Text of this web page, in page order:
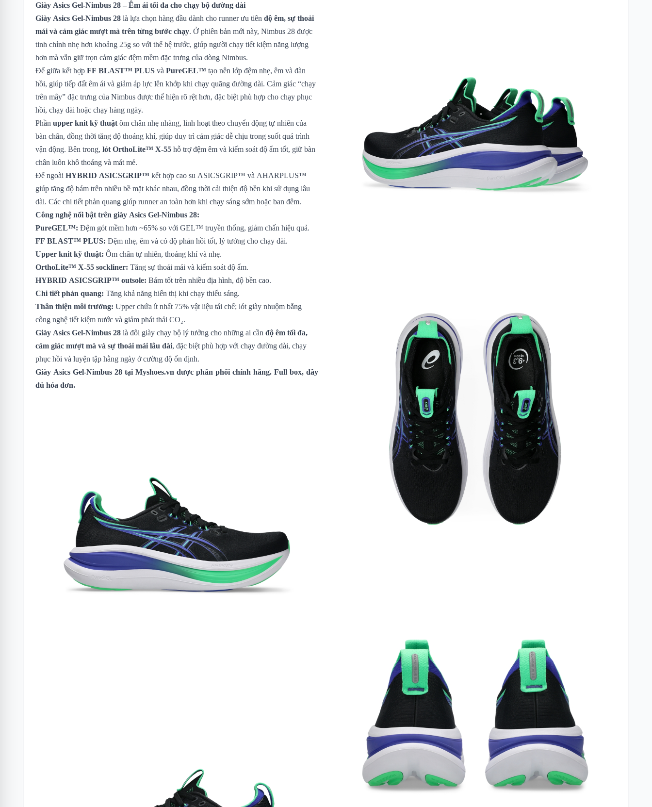
Giày Asics Gel-Nimbus 28 – Êm ái tối đa cho chạy bộ đường dài
Giày Asics Gel-Nimbus 28 là lựa chọn hàng đầu dành cho runner ưu tiên độ êm, sự thoải
mái và cảm giác mượt mà trên từng bước chạy. Ở phiên bản mới này, Nimbus 28 được
tinh chỉnh nhẹ hơn khoảng 25g so với thế hệ trước, giúp người chạy tiết kiệm năng lượng
hơn mà vẫn giữ trọn cảm giác đệm mềm đặc trưng của dòng Nimbus.
Đế giữa kết hợp FF BLAST™ PLUS và PureGEL™ tạo nên lớp đệm nhẹ, êm và đàn
hồi, giúp tiếp đất êm ái và giảm áp lực lên khớp khi chạy quãng đường dài. Cảm giác “chạy
trên mây” đặc trưng của Nimbus được thể hiện rõ rệt hơn, đặc biệt phù hợp cho chạy phục
hồi, chạy dài hoặc chạy hàng ngày.
Phần upper knit kỹ thuật ôm chân nhẹ nhàng, linh hoạt theo chuyển động tự nhiên của
bàn chân, đồng thời tăng độ thoáng khí, giúp duy trì cảm giác dễ chịu trong suốt quá trình
vận động. Bên trong, lót OrthoLite™ X-55 hỗ trợ đệm êm và kiểm soát độ ẩm tốt, giữ bàn
chân luôn khô thoáng và mát mẻ.
Đế ngoài HYBRID ASICSGRIP™ kết hợp cao su ASICSGRIP™ và AHARPLUS™
giúp tăng độ bám trên nhiều bề mặt khác nhau, đồng thời cải thiện độ bền khi sử dụng lâu
dài. Các chi tiết phản quang giúp runner an toàn hơn khi chạy sáng sớm hoặc ban đêm.
Công nghệ nổi bật trên giày Asics Gel-Nimbus 28:
PureGEL™: Đệm gót mềm hơn ~65% so với GEL™ truyền thống, giảm chấn hiệu quả.
FF BLAST™ PLUS: Đệm nhẹ, êm và có độ phản hồi tốt, lý tưởng cho chạy dài.
Upper knit kỹ thuật: Ôm chân tự nhiên, thoáng khí và nhẹ.
OrthoLite™ X-55 sockliner: Tăng sự thoải mái và kiểm soát độ ẩm.
HYBRID ASICSGRIP™ outsole: Bám tốt trên nhiều địa hình, độ bền cao.
Chi tiết phản quang: Tăng khả năng hiển thị khi chạy thiếu sáng.
Thân thiện môi trường: Upper chứa ít nhất 75% vật liệu tái chế; lót giày nhuộm bằng
công nghệ tiết kiệm nước và giảm phát thải CO₂.
Giày Asics Gel-Nimbus 28 là đôi giày chạy bộ lý tưởng cho những ai cần độ êm tối đa,
cảm giác mượt mà và sự thoải mái lâu dài, đặc biệt phù hợp với chạy đường dài, chạy
phục hồi và luyện tập hằng ngày ở cường độ ổn định.
Giày Asics Gel-Nimbus 28 tại Myshoes.vn được phân phối chính hãng. Full box, đầy
đủ hóa đơn.